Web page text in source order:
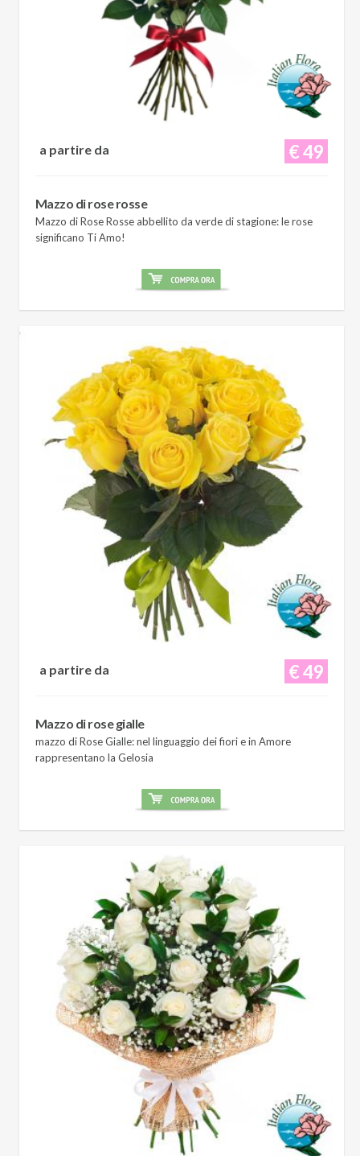
€ 49
a partire da
Mazzo di rose rosse
Mazzo di Rose Rosse abbellito da verde di stagione: le rose
significano Ti Amo!
€ 49
a partire da
Mazzo di rose gialle
mazzo di Rose Gialle: nel linguaggio dei fiori e in Amore
rappresentano la Gelosia